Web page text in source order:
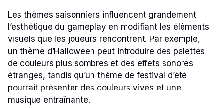
Les thèmes saisonniers influencent grandement
l’esthétique du gameplay en modifiant les éléments
visuels que les joueurs rencontrent. Par exemple,
un thème d’Halloween peut introduire des palettes
de couleurs plus sombres et des effets sonores
étranges, tandis qu’un thème de festival d’été
pourrait présenter des couleurs vives et une
musique entraînante.